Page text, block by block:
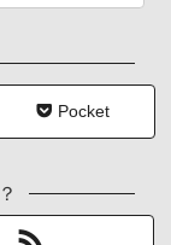
Pocket